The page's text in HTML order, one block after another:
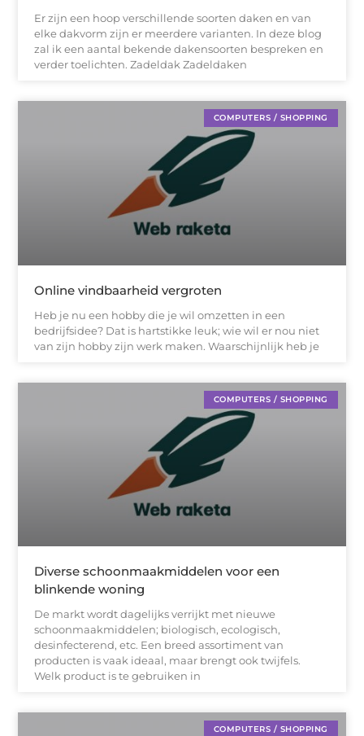
Er zijn een hoop verschillende soorten daken en van
elke dakvorm zijn er meerdere varianten. In deze blog
zal ik een aantal bekende dakensoorten bespreken en
verder toelichten. Zadeldak Zadeldaken
COMPUTERS / SHOPPING
Online vindbaarheid vergroten
Heb je nu een hobby die je wil omzetten in een
bedrijfsidee? Dat is hartstikke leuk; wie wil er nou niet
van zijn hobby zijn werk maken. Waarschijnlijk heb je
COMPUTERS / SHOPPING
Diverse schoonmaakmiddelen voor een
blinkende woning
De markt wordt dagelijks verrijkt met nieuwe
schoonmaakmiddelen; biologisch, ecologisch,
desinfecterend, etc. Een breed assortiment van
producten is vaak ideaal, maar brengt ook twijfels.
Welk product is te gebruiken in
COMPUTERS / SHOPPING